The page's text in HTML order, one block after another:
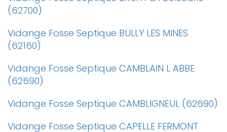
(62700)
Vidange Fosse Septique BULLY LES MINES
(62160)
Vidange Fosse Septique CAMBLAIN L ABBE
(62690)
Vidange Fosse Septique CAMBLIGNEUL (62690)
Vidange Fosse Septique CAPELLE FERMONT